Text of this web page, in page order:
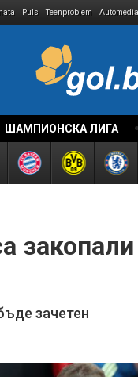
Puls Teenproblem Automedia
ШАМПИОНСКА ЛИГА
зачетен